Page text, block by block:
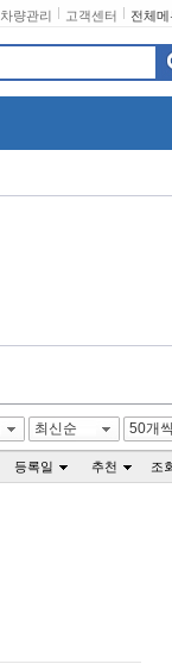
전체메
고객센터
차량관리
최신순 50개씩
등록일 추천 조